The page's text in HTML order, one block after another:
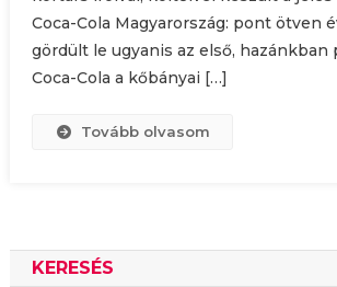
Coca-Cola Magyarország: pont ötven
gördült le ugyanis az első, hazánkban
Coca-Cola a kőbányai […]
Tovább olvasom
KERESÉS